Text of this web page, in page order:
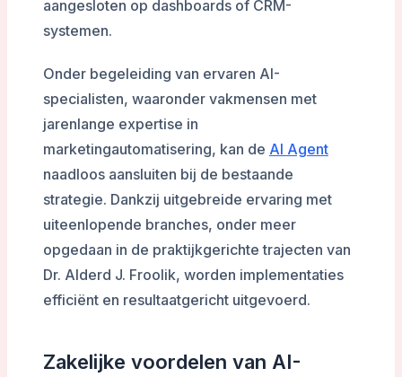
aangesloten op dashboards of CRM-
systemen.
Onder begeleiding van ervaren AI-
specialisten, waaronder vakmensen met
jarenlange expertise in
marketingautomatisering, kan de AI Agent
naadloos aansluiten bij de bestaande
strategie. Dankzij uitgebreide ervaring met
uiteenlopende branches, onder meer
opgedaan in de praktijkgerichte trajecten van
Dr. Alderd J. Froolik, worden implementaties
efficiënt en resultaatgericht uitgevoerd.
Zakelijke voordelen van AI-